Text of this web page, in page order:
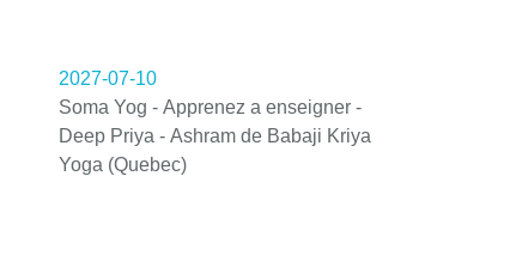
2027-07-10
Soma Yog - Apprenez a enseigner -
Deep Priya - Ashram de Babaji Kriya
Yoga (Quebec)